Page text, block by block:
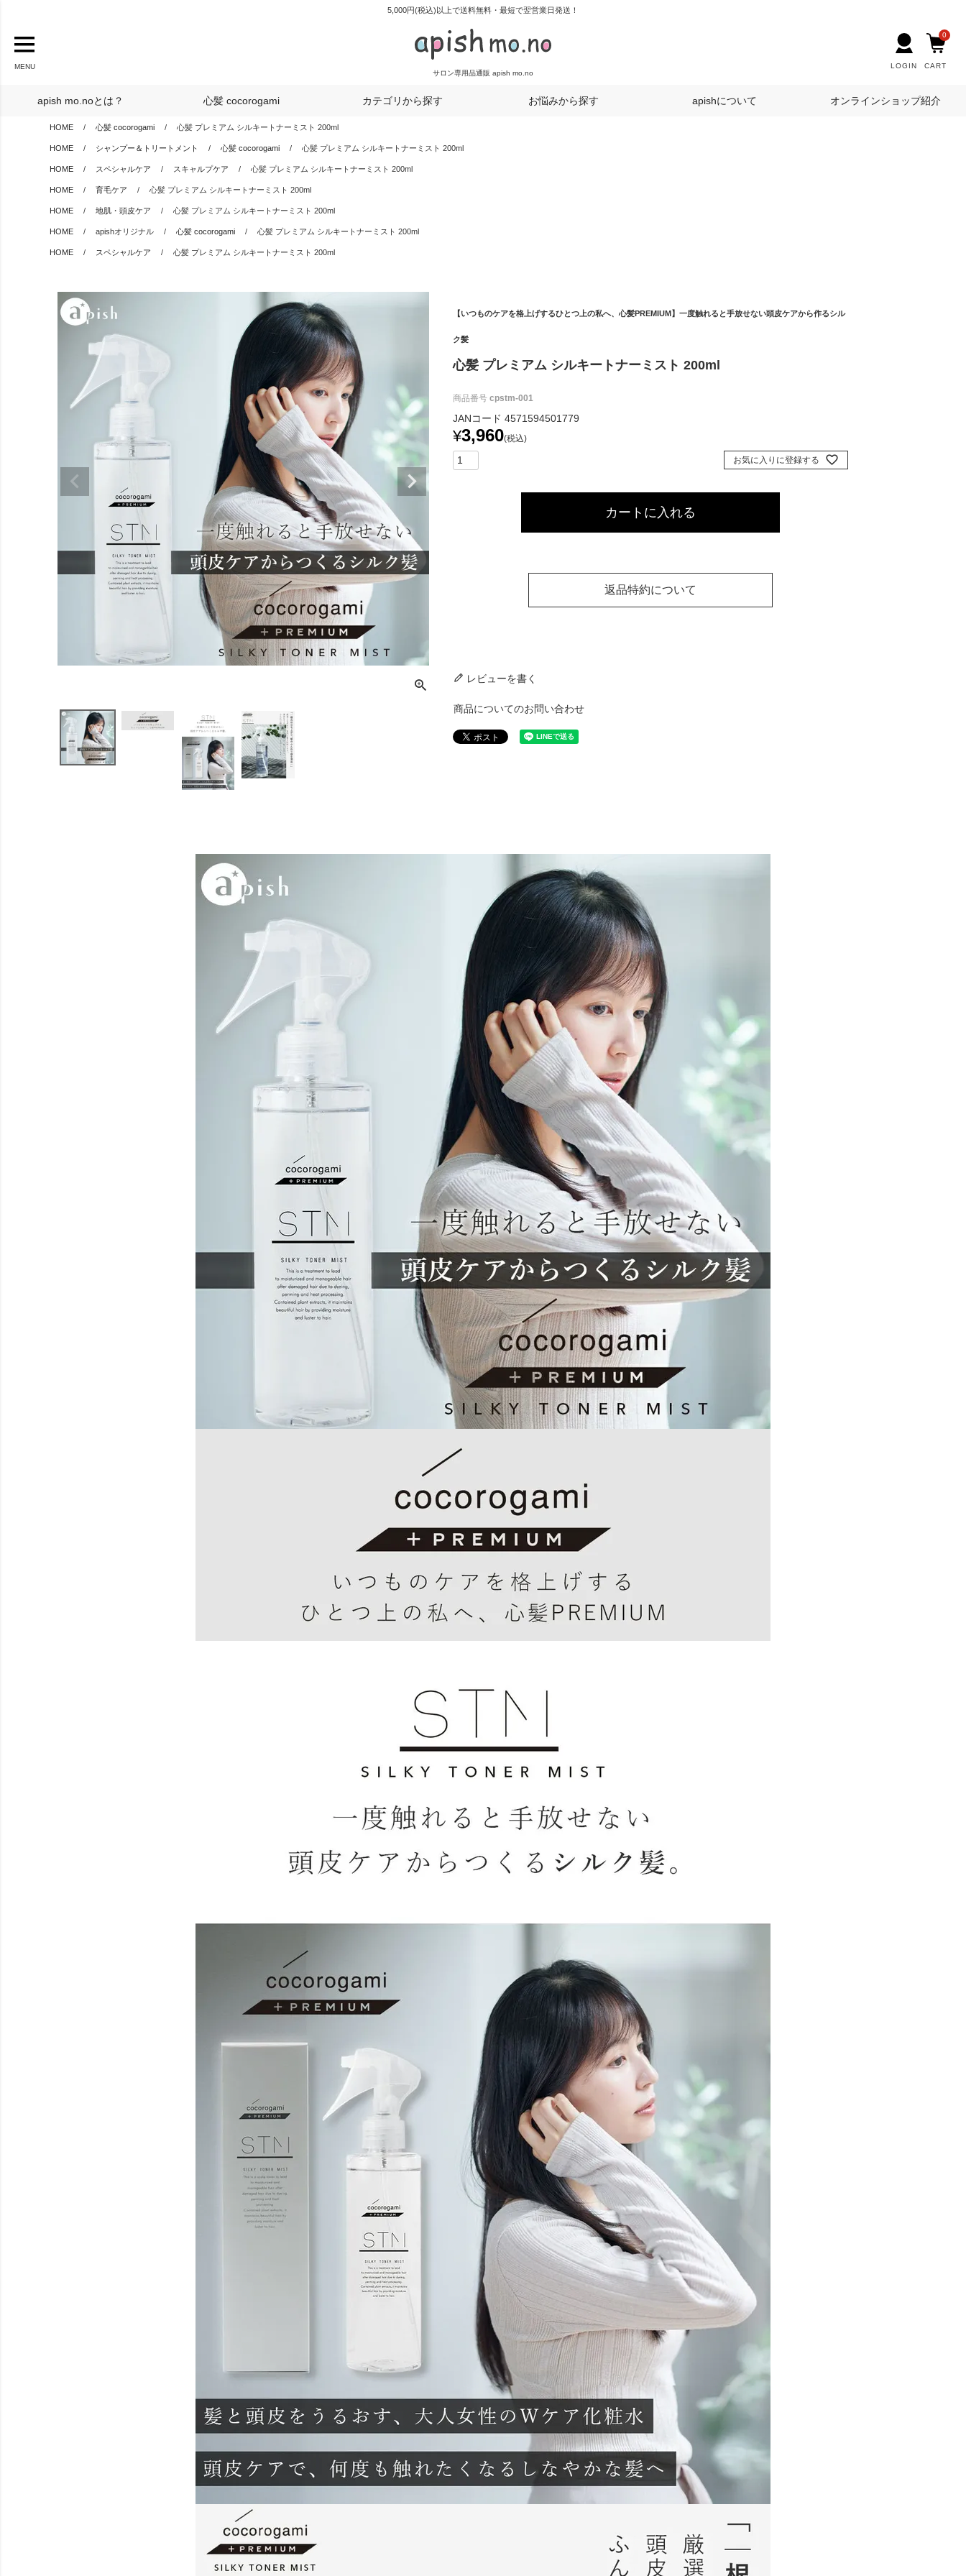
5,000円(税込)以上で送料無料・最短で翌営業日発送！
サロン専用品通販 apish mo.no
MENU LOGIN CART
0
apish mo.noとは？ 心髪 cocorogami カテゴリから探す お悩みから探す apishについて オンラインショップ紹介
HOME 心髪 cocorogami 心髪 プレミアム シルキートナーミスト 200ml
HOME シャンプー＆トリートメント 心髪 cocorogami 心髪 プレミアム シルキートナーミスト 200ml
HOME スペシャルケア スキャルプケア 心髪 プレミアム シルキートナーミスト 200ml
HOME 育毛ケア 心髪 プレミアム シルキートナーミスト 200ml
HOME 地肌・頭皮ケア 心髪 プレミアム シルキートナーミスト 200ml
HOME apishオリジナル 心髪 cocorogami 心髪 プレミアム シルキートナーミスト 200ml
HOME スペシャルケア 心髪 プレミアム シルキートナーミスト 200ml
【いつものケアを格上げするひとつ上の私へ、心髪PREMIUM】一度触れると手放せない頭皮ケアから作るシル
ク髪
心髪 プレミアム シルキートナーミスト 200ml
商品番号 cpstm-001
JANコード 4571594501779
¥3,960 税込
お気に入りに登録する
カートに入れる
返品特約について
レビューを書く
商品についてのお問い合わせ